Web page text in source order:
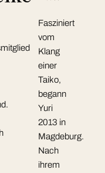
Fasziniert
vom
Klang
einer
Taiko,
begann
Yuri
2013 in
Magdeburg.
Nach
ihrem